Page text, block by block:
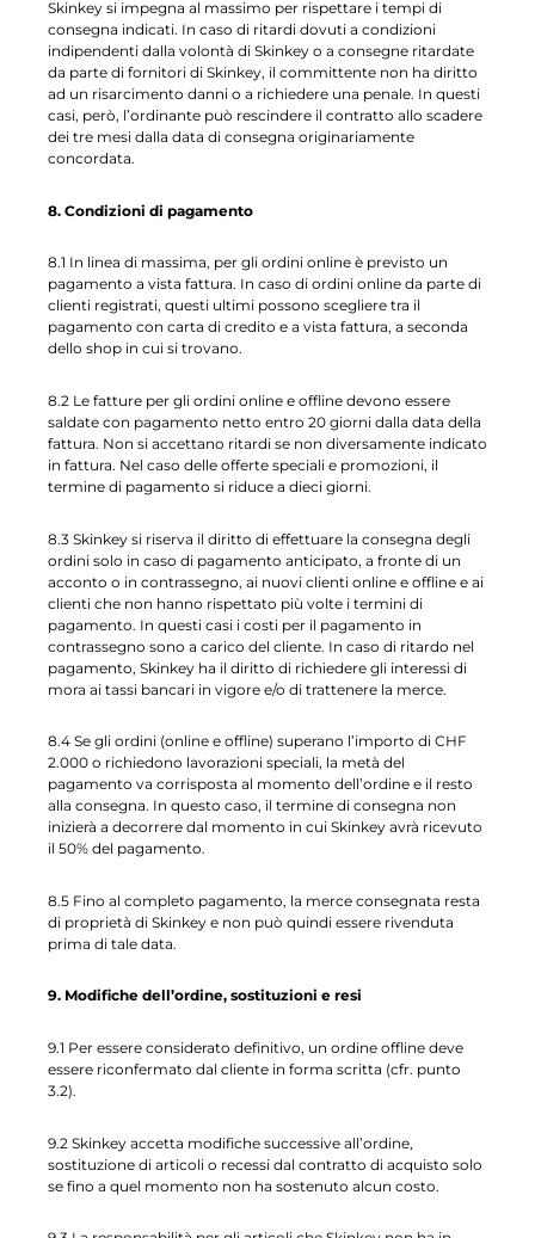
Skinkey si impegna al massimo per rispettare i tempi di
consegna indicati. In caso di ritardi dovuti a condizioni
indipendenti dalla volontà di Skinkey o a consegne ritardate
da parte di fornitori di Skinkey, il committente non ha diritto
ad un risarcimento danni o a richiedere una penale. In questi
casi, però, l’ordinante può rescindere il contratto allo scadere
dei tre mesi dalla data di consegna originariamente
concordata.
8. Condizioni di pagamento
8.1 In linea di massima, per gli ordini online è previsto un
pagamento a vista fattura. In caso di ordini online da parte di
clienti registrati, questi ultimi possono scegliere tra il
pagamento con carta di credito e a vista fattura, a seconda
dello shop in cui si trovano.
8.2 Le fatture per gli ordini online e offline devono essere
saldate con pagamento netto entro 20 giorni dalla data della
fattura. Non si accettano ritardi se non diversamente indicato
in fattura. Nel caso delle offerte speciali e promozioni, il
termine di pagamento si riduce a dieci giorni.
8.3 Skinkey si riserva il diritto di effettuare la consegna degli
ordini solo in caso di pagamento anticipato, a fronte di un
acconto o in contrassegno, ai nuovi clienti online e offline e ai
clienti che non hanno rispettato più volte i termini di
pagamento. In questi casi i costi per il pagamento in
contrassegno sono a carico del cliente. In caso di ritardo nel
pagamento, Skinkey ha il diritto di richiedere gli interessi di
mora ai tassi bancari in vigore e/o di trattenere la merce.
8.4 Se gli ordini (online e offline) superano l’importo di CHF
2.000 o richiedono lavorazioni speciali, la metà del
pagamento va corrisposta al momento dell’ordine e il resto
alla consegna. In questo caso, il termine di consegna non
inizierà a decorrere dal momento in cui Skinkey avrà ricevuto
il 50% del pagamento.
8.5 Fino al completo pagamento, la merce consegnata resta
di proprietà di Skinkey e non può quindi essere rivenduta
prima di tale data.
9. Modifiche dell’ordine, sostituzioni e resi
9.1 Per essere considerato definitivo, un ordine offline deve
essere riconfermato dal cliente in forma scritta (cfr. punto
3.2).
9.2 Skinkey accetta modifiche successive all’ordine,
sostituzione di articoli o recessi dal contratto di acquisto solo
se fino a quel momento non ha sostenuto alcun costo.